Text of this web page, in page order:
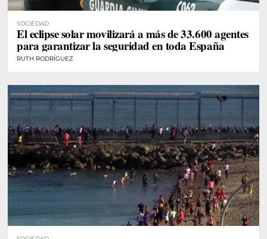
SOCIEDAD
El eclipse solar movilizará a más de 33.600 agentes
para garantizar la seguridad en toda España
RUTH RODRÍGUEZ